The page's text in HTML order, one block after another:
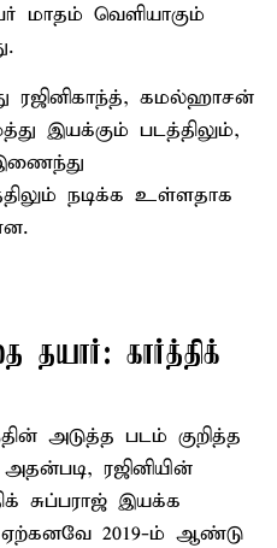
மாதம் வெளியாகும்
ரஜினிகாந்த், கமல்ஹாசன்
இயக்கும் படத்திலும்,
நடிக்க உள்ளதாக
தயார்: கார்த்திக்
அடுத்த படம் குறித்த
ரஜினியின்
சுப்பராஜ் இயக்க
ஏற்கனவே 2019-ம் ஆண்டு